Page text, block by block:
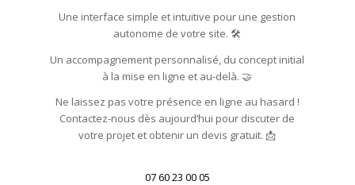
Une interface simple et intuitive pour une gestion
autonome de votre site. 🛠️
Un accompagnement personnalisé, du concept initial
à la mise en ligne et au-delà. 🤝
Ne laissez pas votre présence en ligne au hasard !
Contactez-nous dès aujourd’hui pour discuter de
votre projet et obtenir un devis gratuit. 📩
07 60 23 00 05